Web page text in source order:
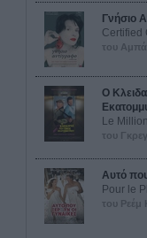
Γνήσιο
Certified
του
Ο
Le Million
του
Αυτό
Pour le
του Ρεέμ